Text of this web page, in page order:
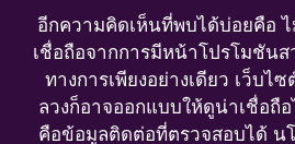
อีกความคิดเห็นที่พบได้บ่อยคือ
เชื่อถือจากการมีหน้าโปรโมชัน
ทางการเพียงอย่างเดียว เว็บไ
ลวงก็อาจออกแบบให้ดูน่าเชื่อถื
คือข้อมูลติดต่อที่ตรวจสอบได้ น